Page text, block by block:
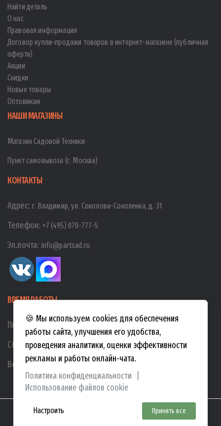
Найти деталь
О нас
Правовая информация
Договор купли-продажи товаров в интернет-магазине (публичная
оферта)
Акции
Скидки
Новые товары
Оптовикам
НАШИ МАГАЗИНЫ
Магазин Садовой Техники
Пункт самовывоза (г. Москва)
КОНТАКТЫ
Адрес:г. Владимир, ул. Соколова-Соколенка, д. 31
Телефон: +7 (495) 070-777-5
Эл.почта: info@partsad.ru
ВРЕМЯ РАБОТЫ
Пн-Пт: 10:00-19:00
Сб:
10:00-17:00
Вс:
10:00-15:00
🍪 Мы используем cookies для обеспечения
работы сайта, улучшения его удобства,
проведения аналитики, оценки эффективности
рекламы и работы онлайн-чата.
Политика конфиденциальности
Использование файлов cookie
Настроить Принять все